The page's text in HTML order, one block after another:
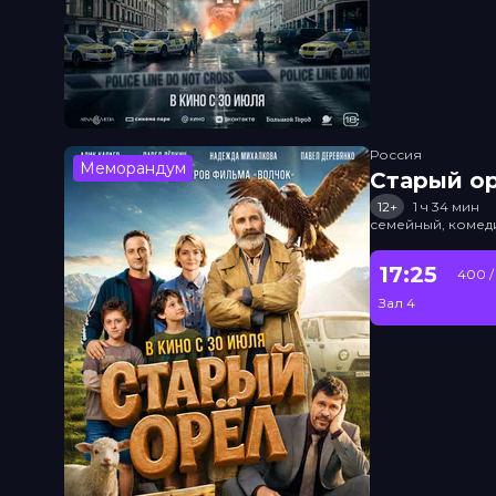
Меморандум
Россия
Старый
12+
1 ч 34 мин
семейный,
17:25
Зал 4
400 /